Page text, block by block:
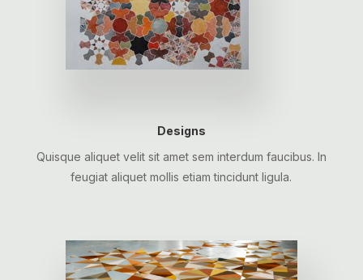
Designs
Quisque aliquet velit sit amet sem interdum faucibus. In
feugiat aliquet mollis etiam tincidunt ligula.